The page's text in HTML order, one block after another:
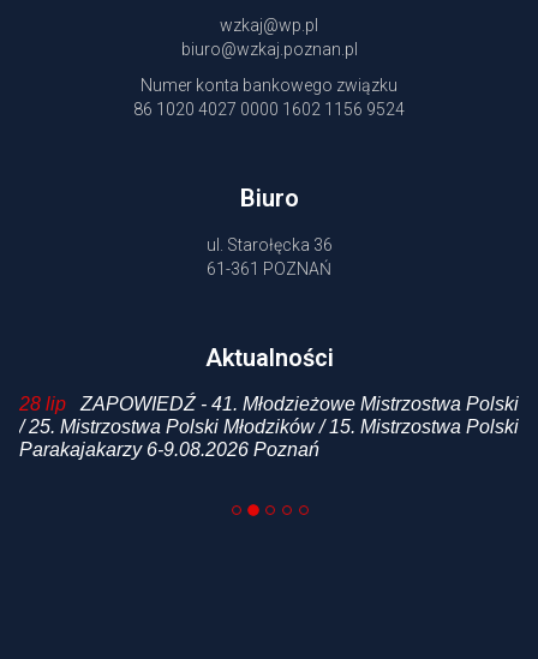
wzkaj@wp.pl
biuro@wzkaj.poznan.pl
Numer konta bankowego związku
86 1020 4027 0000 1602 1156 9524
Biuro
ul. Starołęcka 36
61-361 POZNAŃ
Aktualności
28 lip
ZAPOWIEDŹ - 41. Młodzieżowe Mistrzostwa Polski
/ 25. Mistrzostwa Polski Młodzików / 15. Mistrzostwa Polski
Parakajakarzy 6-9.08.2026 Poznań